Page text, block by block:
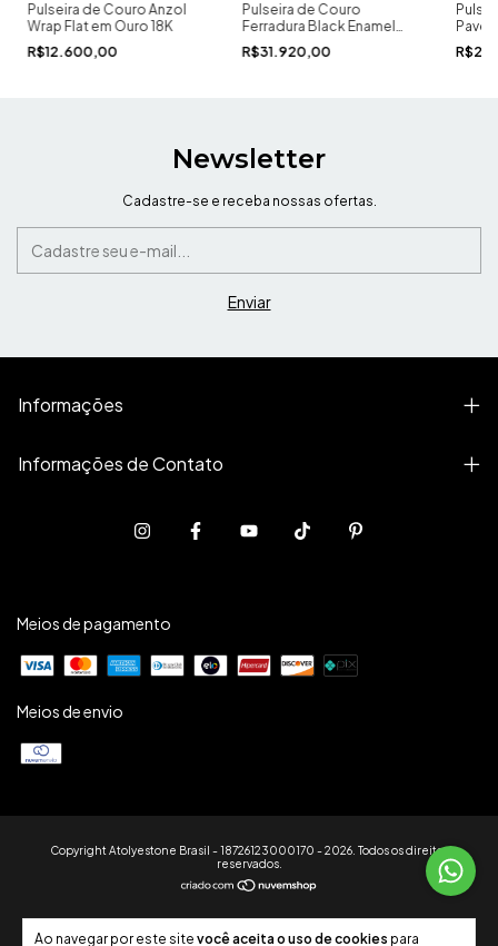
Ao navegar por este site você aceita o uso de cookies para
Pulseira de Couro Anzol
Wrap Flat em Ouro 18K
R$12.600,00
Pulseira de Couro
Ferradura Black Enamel
em Ouro 18K
R$31.920,00
Pave
Newsletter
Cadastre-se e receba nossas ofertas.
Informações
Informações de Contato
Meios de pagamento
Meios de envio
Copyright Atolyestone Brasil - 18726123000170 - 2026. Todos os direitos
reservados.